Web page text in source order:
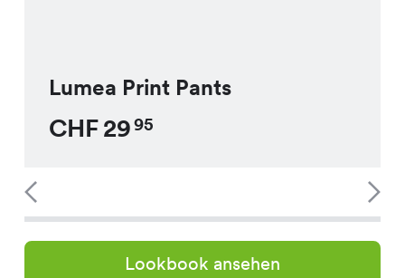
Lumea Print Pants
CHF2995
Lookbook ansehen